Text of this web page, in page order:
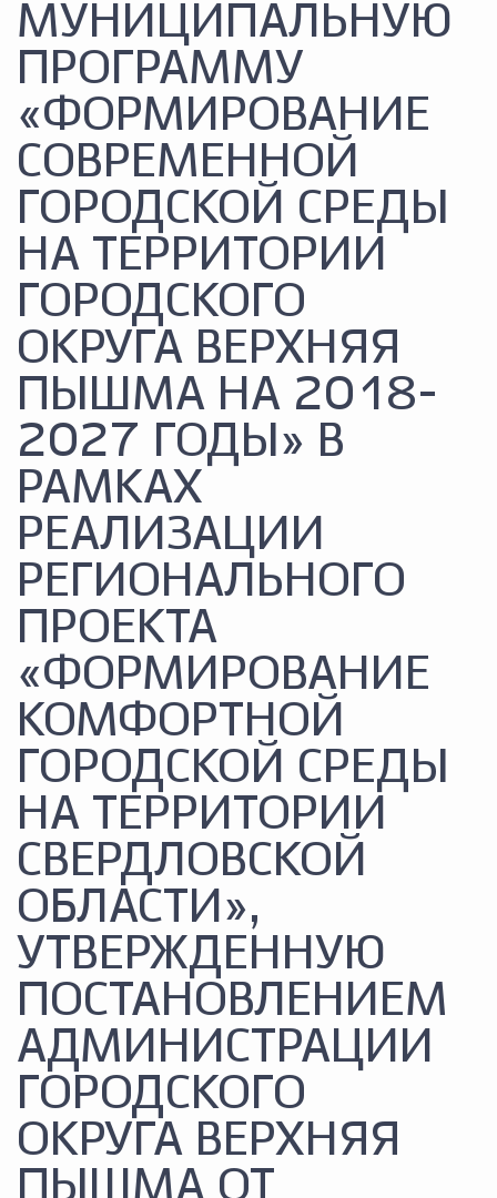
МУНИЦИПАЛЬНУЮ
ПРОГРАММУ
«ФОРМИРОВАНИЕ
СОВРЕМЕННОЙ
ГОРОДСКОЙ СРЕДЫ
НА ТЕРРИТОРИИ
ГОРОДСКОГО
ОКРУГА ВЕРХНЯЯ
ПЫШМА НА 2018-
2027 ГОДЫ» В
РАМКАХ
РЕАЛИЗАЦИИ
РЕГИОНАЛЬНОГО
ПРОЕКТА
«ФОРМИРОВАНИЕ
КОМФОРТНОЙ
ГОРОДСКОЙ СРЕДЫ
НА ТЕРРИТОРИИ
СВЕРДЛОВСКОЙ
ОБЛАСТИ»,
УТВЕРЖДЕННУЮ
ПОСТАНОВЛЕНИЕМ
АДМИНИСТРАЦИИ
ГОРОДСКОГО
ОКРУГА ВЕРХНЯЯ
ПЫШМА ОТ